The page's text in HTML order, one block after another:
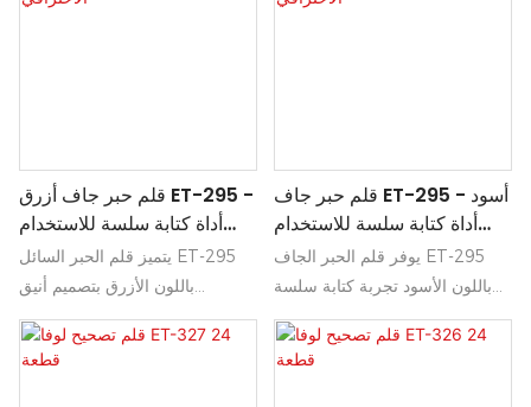
مواد عالية الجودة، مما يضمن قبضة
قلم حبر جاف أزرق ET-295 -
أداة كتابة سلسة للاستخدام
الاحترافي
يتميز قلم الحبر السائل ET-295
باللون الأزرق بتصميم أنيق
وعصري، مثالي للاستخدام المهني.
يضمن انسياب الكتابة عليه تجربة
قلم حبر جاف ET-295 أسود -
أداة كتابة سلسة للاستخدام
الاحترافي
يوفر قلم الحبر الجاف ET-295
باللون الأسود تجربة كتابة سلسة
ودقيقة، مما يجعله خيارًا مثاليًا
للاستخدام المهني. يضمن تصميمه